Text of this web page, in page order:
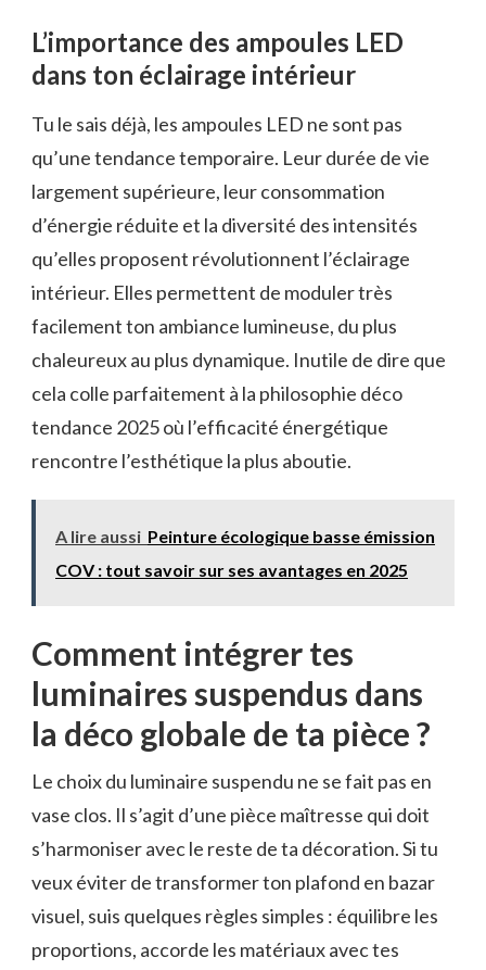
L’importance des ampoules LED
dans ton éclairage intérieur
Tu le sais déjà, les ampoules LED ne sont pas
qu’une tendance temporaire. Leur durée de vie
largement supérieure, leur consommation
d’énergie réduite et la diversité des intensités
qu’elles proposent révolutionnent l’éclairage
intérieur. Elles permettent de moduler très
facilement ton ambiance lumineuse, du plus
chaleureux au plus dynamique. Inutile de dire que
cela colle parfaitement à la philosophie déco
tendance 2025 où l’efficacité énergétique
rencontre l’esthétique la plus aboutie.
A lire aussi Peinture écologique basse émission
COV : tout savoir sur ses avantages en 2025
Comment intégrer tes
luminaires suspendus dans
la déco globale de ta pièce ?
Le choix du luminaire suspendu ne se fait pas en
vase clos. Il s’agit d’une pièce maîtresse qui doit
s’harmoniser avec le reste de ta décoration. Si tu
veux éviter de transformer ton plafond en bazar
visuel, suis quelques règles simples : équilibre les
proportions, accorde les matériaux avec tes